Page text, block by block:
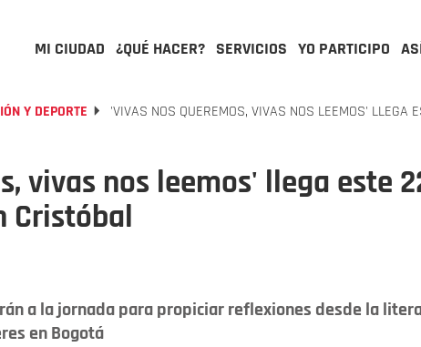
MI CIUDAD ¿QUÉ HACER? SERVICIOS YO PARTICIPO
Y DEPORTE 'VIVAS NOS QUEREMOS, VIVAS NOS LEEMOS' LLEGA
vivas nos leemos' llega este
Cristóbal
a la jornada para propiciar reflexiones desde la
en Bogotá